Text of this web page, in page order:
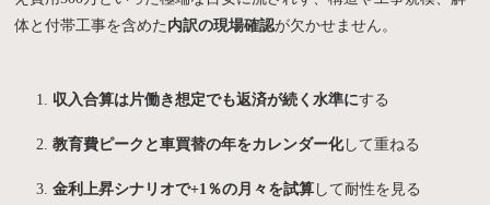
体と付帯工事を含めた 内訳の現場確認が欠かせません。
収入合算は片働き想定でも返済が続く水準にする
教育費ピークと車買替の年をカレンダー化して重ねる
金利上昇シナリオで+1％の月々を試算して耐性を見る